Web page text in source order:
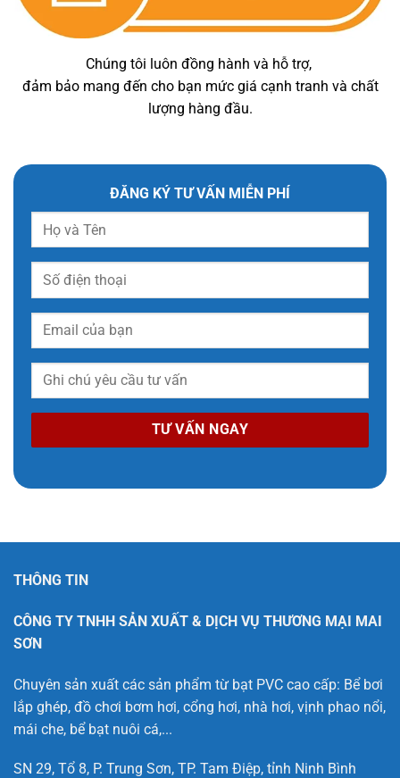
Chúng tôi luôn đồng hành và hỗ trợ,
đảm bảo mang đến cho bạn mức giá cạnh tranh và chất
lượng hàng đầu.
ĐĂNG KÝ TƯ VẤN MIỄN PHÍ
THÔNG TIN
CÔNG TY TNHH SẢN XUẤT & DỊCH VỤ THƯƠNG MẠI MAI
SƠN
Chuyên sản xuất các sản phẩm từ bạt PVC cao cấp: Bể bơi
lắp ghép, đồ chơi bơm hơi, cổng hơi, nhà hơi, vịnh phao nổi,
mái che, bể bạt nuôi cá,...
SN 29, Tổ 8, P. Trung Sơn, TP. Tam Điệp, tỉnh Ninh Bình